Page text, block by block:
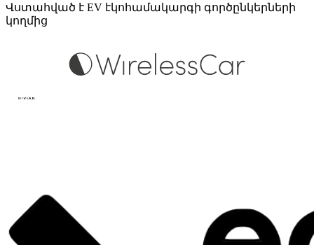
Վստահված է EV էկոհամակարգի գործընկերների
կողմից